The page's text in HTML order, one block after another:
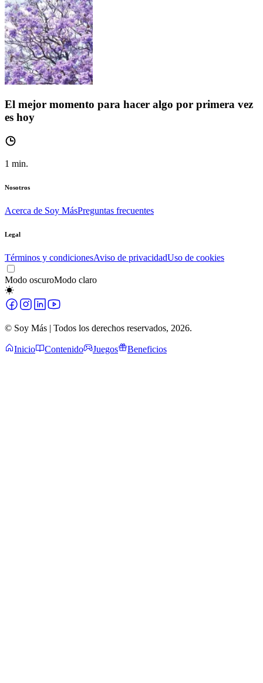
El mejor momento para hacer algo por primera vez
es hoy
1 min.
Nosotros
Acerca de Soy MásPreguntas frecuentes
Legal
Términos y condicionesAviso de privacidadUso de cookies
Modo oscuroModo claro
© Soy Más | Todos los derechos reservados, 2026.
Inicio Contenido Juegos Beneficios